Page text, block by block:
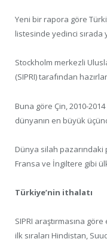
Yeni bir rapora göre
listesinde yedinci sırada
Stockholm merkezli
(SIPRI) tarafından
Buna göre Çin, 2010-
dünyanın en büyük
Dünya silah pazarındaki
Fransa ve İngiltere gibi
Türkiye’nin ithalatı
SIPRI araştırmasına
ilk sıraları Hindistan,